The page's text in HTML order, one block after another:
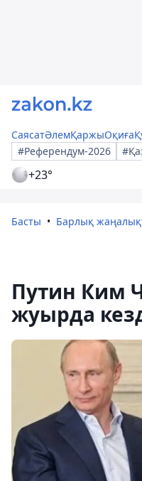
СаясатӘлемҚаржыОқиға
#Референдум-2026
+23°
Басты Барлық
Путин Ким
жуырда